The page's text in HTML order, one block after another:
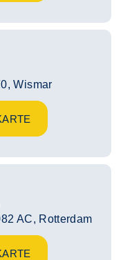
Wismar
AC, Rotterdam